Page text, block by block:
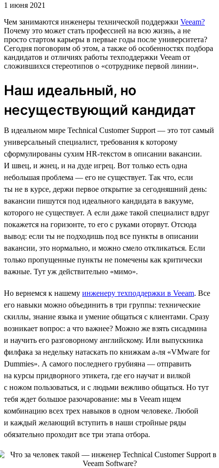
1 июня 2021
Чем занимаются инженеры технической поддержки Veeam?
Почему это может стать профессией на всю жизнь, а не
просто стартом карьеры в первые годы после университета?
Сегодня поговорим об этом, а также об особенностях подбора
кандидатов и отличиях работы техподдержки Veeam от
сложившихся стереотипов о «сотруднике первой линии».
Наш идеальный, но
несуществующий кандидат
В идеальном мире Technical Customer Support — это тот самый
универсальный специалист, требования к которому
сформулированы сухим HR-текстом в описании вакансии.
И швец, и жнец, и на дуде игрец. Вот только есть одна
небольшая проблема — его не существует. Так что, если
ты не в курсе, держи первое открытие за сегодняшний день:
вакансии пишутся под идеального кандидата в вакууме,
которого не существует. А если даже такой специалист вдруг
покажется на горизонте, то его с руками оторвут. Отсюда
вывод: если ты не подходишь под все пункты в описании
вакансии, это нормально, и можно смело откликаться. Если
только пропущенные пункты не помечены как критически
важные. Тут уж действительно «мимо».
Но вернемся к нашему инженеру техподдержки в Veeam. Все
его навыки можно объединить в три группы: технические
скиллы, знание языка и умение общаться с клиентами. Сразу
возникает вопрос: а что важнее? Можно же взять сисадмина
и научить его разговорному английскому. Или выпускника
филфака за недельку натаскать по книжкам а-ля «VMware for
Dummies». А самого последнего грубияна — отправить
на курсы придворного этикета, где его научат и вилкой
с ножом пользоваться, и с людьми вежливо общаться. Но тут
тебя ждет большое разочарование: мы в Veeam ищем
комбинацию всех трех навыков в одном человеке. Любой
и каждый желающий вступить в наши стройные ряды
обязательно проходит все три этапа отбора.